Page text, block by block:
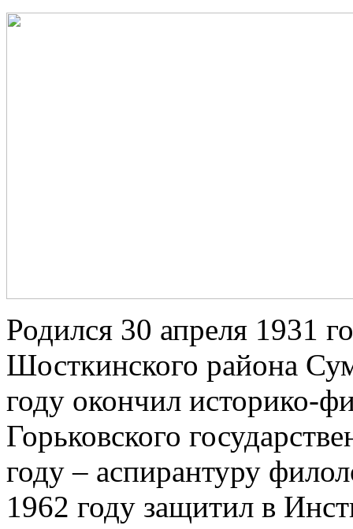
Родился 30 апреля 1931
Шосткинского района
году окончил историко-
Горьковского
году – аспирантуру
1962 году защитил в